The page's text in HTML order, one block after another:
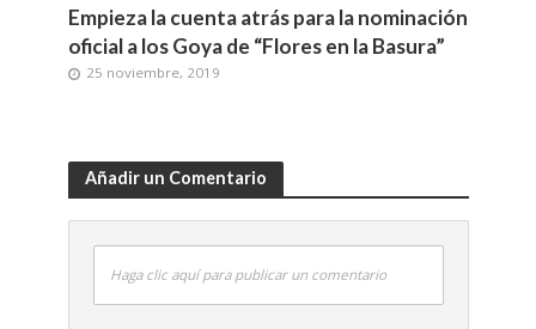
Empieza la cuenta atrás para la nominación
oficial a los Goya de “Flores en la Basura”
25 noviembre, 2019
Añadir un Comentario
Haga clic aquí para publicar un comentario